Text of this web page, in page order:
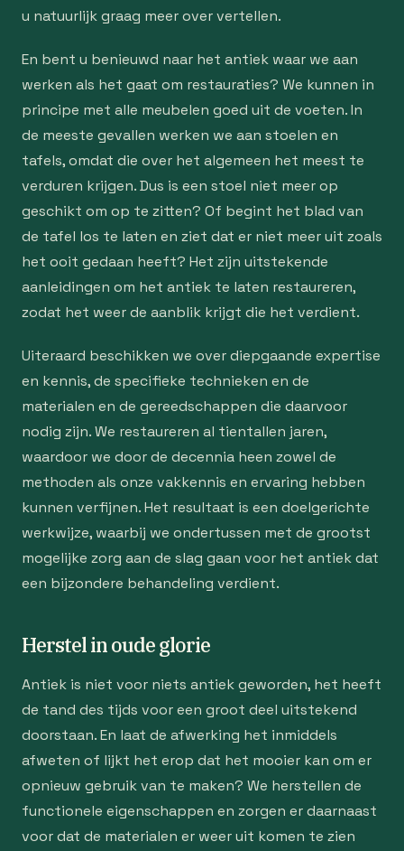
u natuurlijk graag meer over vertellen.
En bent u benieuwd naar het antiek waar we aan
werken als het gaat om restauraties? We kunnen in
principe met alle meubelen goed uit de voeten. In
de meeste gevallen werken we aan stoelen en
tafels, omdat die over het algemeen het meest te
verduren krijgen. Dus is een stoel niet meer op
geschikt om op te zitten? Of begint het blad van
de tafel los te laten en ziet dat er niet meer uit zoals
het ooit gedaan heeft? Het zijn uitstekende
aanleidingen om het antiek te laten restaureren,
zodat het weer de aanblik krijgt die het verdient.
Uiteraard beschikken we over diepgaande expertise
en kennis, de specifieke technieken en de
materialen en de gereedschappen die daarvoor
nodig zijn. We restaureren al tientallen jaren,
waardoor we door de decennia heen zowel de
methoden als onze vakkennis en ervaring hebben
kunnen verfijnen. Het resultaat is een doelgerichte
werkwijze, waarbij we ondertussen met de grootst
mogelijke zorg aan de slag gaan voor het antiek dat
een bijzondere behandeling verdient.
Herstel in oude glorie
Antiek is niet voor niets antiek geworden, het heeft
de tand des tijds voor een groot deel uitstekend
doorstaan. En laat de afwerking het inmiddels
afweten of lijkt het erop dat het mooier kan om er
opnieuw gebruik van te maken? We herstellen de
functionele eigenschappen en zorgen er daarnaast
voor dat de materialen er weer uit komen te zien